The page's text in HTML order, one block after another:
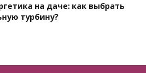
на даче: как выбрать
турбину?